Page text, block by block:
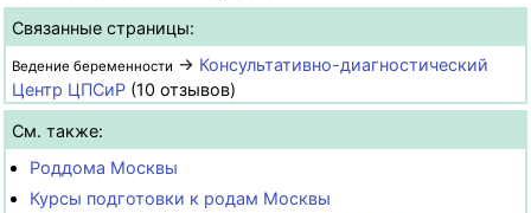
Связанные страницы:
Ведение беременности → Консультативно-диагностический
Центр ЦПСиР (10 отзывов)
См. также:
Роддома Москвы
Курсы подготовки к родам Москвы